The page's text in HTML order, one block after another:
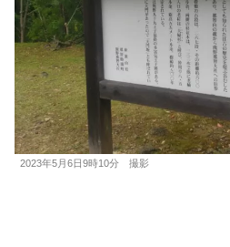
2023年5月6日9時10分 撮影